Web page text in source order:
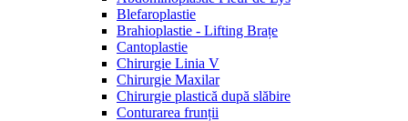
Blefaroplastie
Brahioplastie - Lifting Brațe
Cantoplastie
Chirurgie Linia V
Chirurgie Maxilar
Chirurgie plastică după slăbire
Conturarea frunții